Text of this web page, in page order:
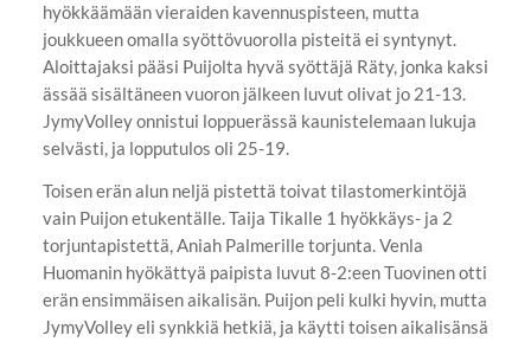
hyökkäämään vieraiden kavennuspisteen, mutta
joukkueen omalla syöttövuorolla pisteitä ei syntynyt.
Aloittajaksi pääsi Puijolta hyvä syöttäjä Räty, jonka kaksi
ässää sisältäneen vuoron jälkeen luvut olivat jo 21-13.
JymyVolley onnistui loppuerässä kaunistelemaan lukuja
selvästi, ja lopputulos oli 25-19.
Toisen erän alun neljä pistettä toivat tilastomerkintöjä
vain Puijon etukentälle. Taija Tikalle 1 hyökkäys- ja 2
torjuntapistettä, Aniah Palmerille torjunta. Venla
Huomanin hyökättyä paipista luvut 8-2:een Tuovinen otti
erän ensimmäisen aikalisän. Puijon peli kulki hyvin, mutta
JymyVolley eli synkkiä hetkiä, ja käytti toisen aikalisänsä